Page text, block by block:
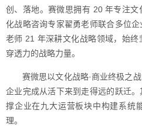
创、落地。赛微思拥有 20 年专注
化战略咨询专家翟勇老师联合多位
老师 21 年深耕文化战略领域，始
穿透力的战略力量。
赛微思以文化战略·商业终极之
企业完成从活下来到走得远的跃迁
撑企业在九大运营板块中构建系统
理。